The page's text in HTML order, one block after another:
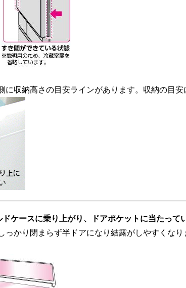
に収納高さの目安ラインがあります。収納の目安
ケースに乗り上がり、ドアポケットに当たって
っかり閉まらず半ドアになり結露がしやすくな